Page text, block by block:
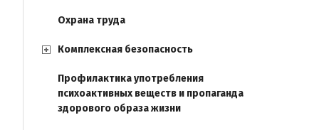
Охрана труда
Комплексная безопасность
Профилактика употребления
психоактивных веществ и пропаганда
здорового образа жизни